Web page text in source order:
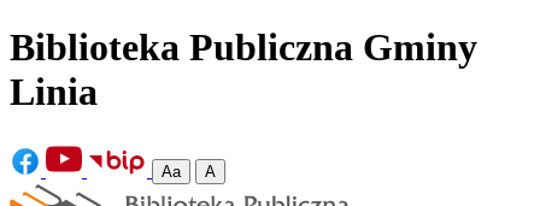
Biblioteka Publiczna Gminy
Linia
Aa A